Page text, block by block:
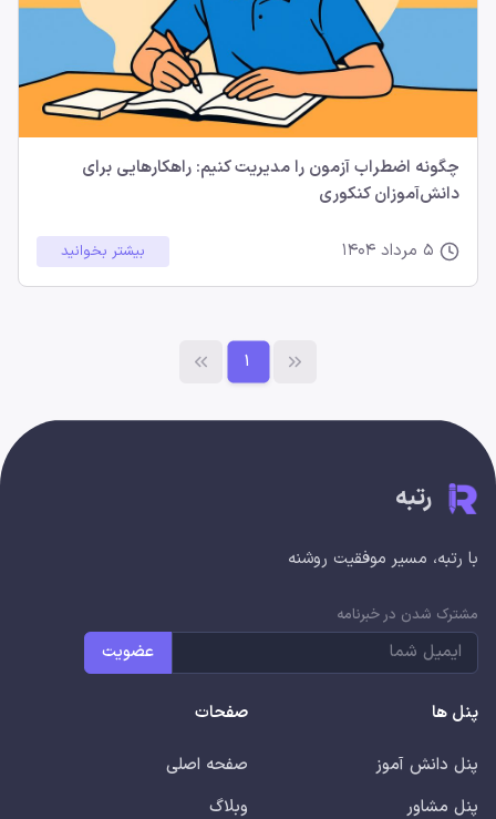
چگونه اضطراب آزمون را مدیریت کنیم: راهکارهایی برای
دانش‌آموزان کنکوری
بیشتر بخوانید
1
رتبه
با رتبه، مسیر موفقیت روشنه
مشترک شدن در خبرنامه
عضویت
پنل ها
پنل دانش آموز
پنل مشاور
صفحات
صفحه اصلی
وبلاگ